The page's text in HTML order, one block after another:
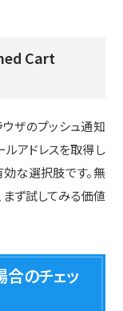
Cart
ウザのプッシュ通知
ルアドレスを取得し
な選択肢です。無
ず試してみる価値
のチェッ